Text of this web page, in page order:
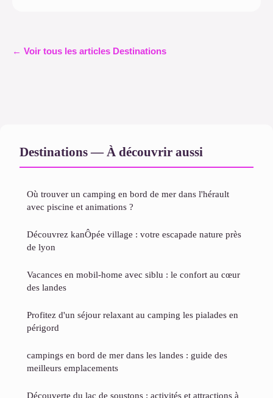
← Voir tous les articles Destinations
Destinations — À découvrir aussi
Où trouver un camping en bord de mer dans l'hérault
avec piscine et animations ?
Découvrez kanÔpée village : votre escapade nature près
de lyon
Vacances en mobil-home avec siblu : le confort au cœur
des landes
Profitez d'un séjour relaxant au camping les pialades en
périgord
campings en bord de mer dans les landes : guide des
meilleurs emplacements
Découverte du lac de soustons : activités et attractions à